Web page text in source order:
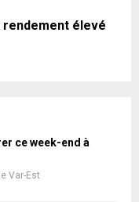
rendement élevé
ce week-end à
Var-Est